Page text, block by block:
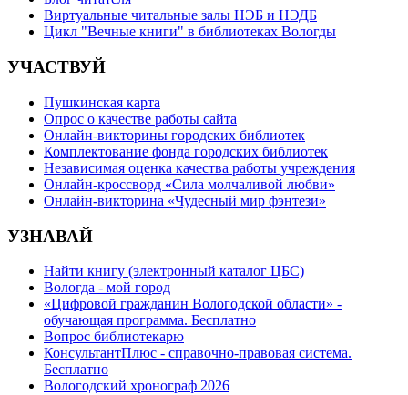
Виртуальные читальные залы НЭБ и НЭДБ
Цикл "Вечные книги" в библиотеках Вологды
УЧАСТВУЙ
Пушкинская карта
Опрос о качестве работы сайта
Онлайн-викторины городских библиотек
Комплектование фонда городских библиотек
Независимая оценка качества работы учреждения
Онлайн-кроссворд «Сила молчаливой любви»
Онлайн-викторина «Чудесный мир фэнтези»
УЗНАВАЙ
Найти книгу (электронный каталог ЦБС)
Вологда - мой город
«Цифровой гражданин Вологодской области» -
обучающая программа. Бесплатно
Вопрос библиотекарю
КонсультантПлюс - справочно-правовая система.
Бесплатно
Вологодский хронограф 2026